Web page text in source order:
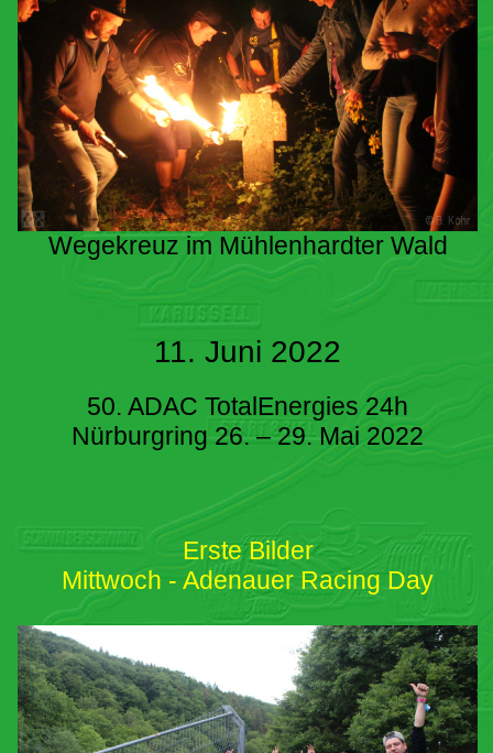
Wegekreuz im Mühlenhardter Wald
11. Juni 2022
50. ADAC TotalEnergies 24h
Nürburgring 26. – 29. Mai 2022
Erste Bilder
Mittwoch - Adenauer Racing Day